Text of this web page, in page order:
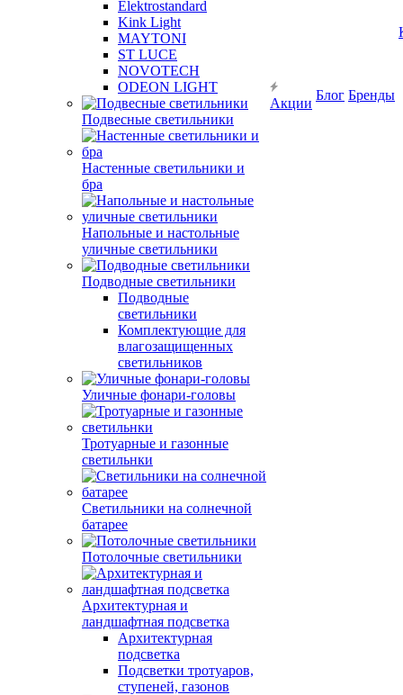
Elektrostandard
Kink Light
MAYTONI
ST LUCE
NOVOTECH
ODEON LIGHT
Подвесные светильники
Настенные светильники и
бра
Напольные и настольные
уличные светильники
Подводные светильники
Подводные
светильники
Комплектующие для
влагозащищенных
светильников
Уличные фонари-головы
Тротуарные и газонные
светильнки
Светильники на солнечной
батарее
Потолочные светильники
Архитектурная и
ландшафтная подсветка
Архитектурная
подсветка
Подсветки тротуаров,
ступеней, газонов
Акции
Блог Бренды